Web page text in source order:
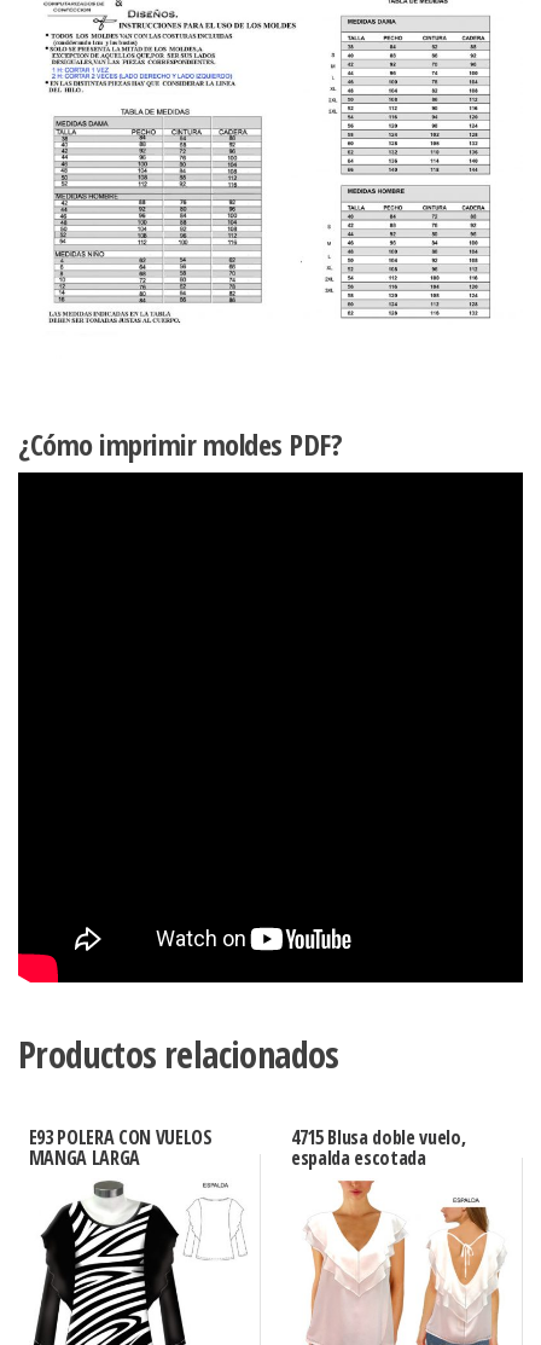
¿Cómo imprimir moldes PDF?
Productos relacionados
E93 POLERA CON VUELOS
MANGA LARGA
4715 Blusa doble vuelo,
espalda escotada